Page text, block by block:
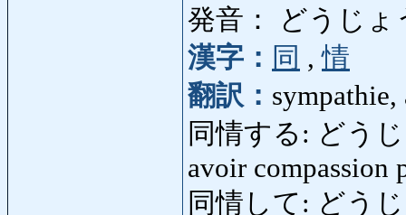
発音： どうじょ
漢字： 同 ,情
翻訳： sympathie,
同情する: どう
avoir compassion
同情して: どう